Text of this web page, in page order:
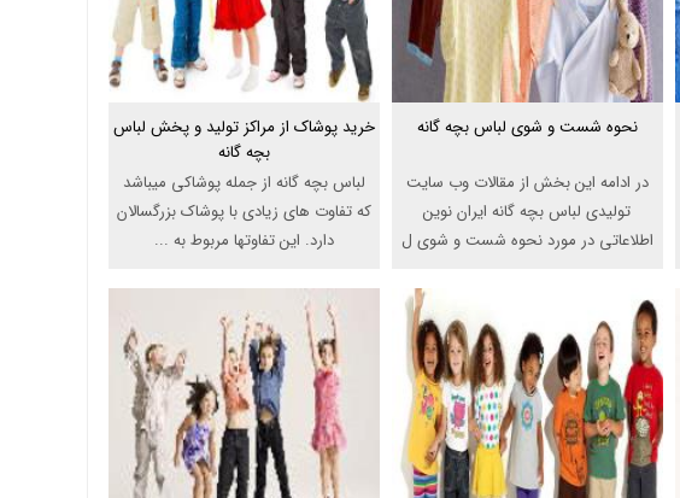
نحوه شست و شوی لباس بچه گانه
در ادامه این بخش از مقالات وب سایت
تولیدی لباس بچه گانه ایران نوین
اطلاعاتی در مورد نحوه شست و شوی ل
خرید پوشاک از مراکز تولید و پخش لباس
بچه گانه
لباس بچه گانه از جمله پوشاکی میباشد
که تفاوت های زیادی با پوشاک بزرگسالان
دارد. این تفاوتها مربوط به ...